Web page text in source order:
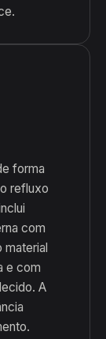
forma
refluxo
com
material
e com
A